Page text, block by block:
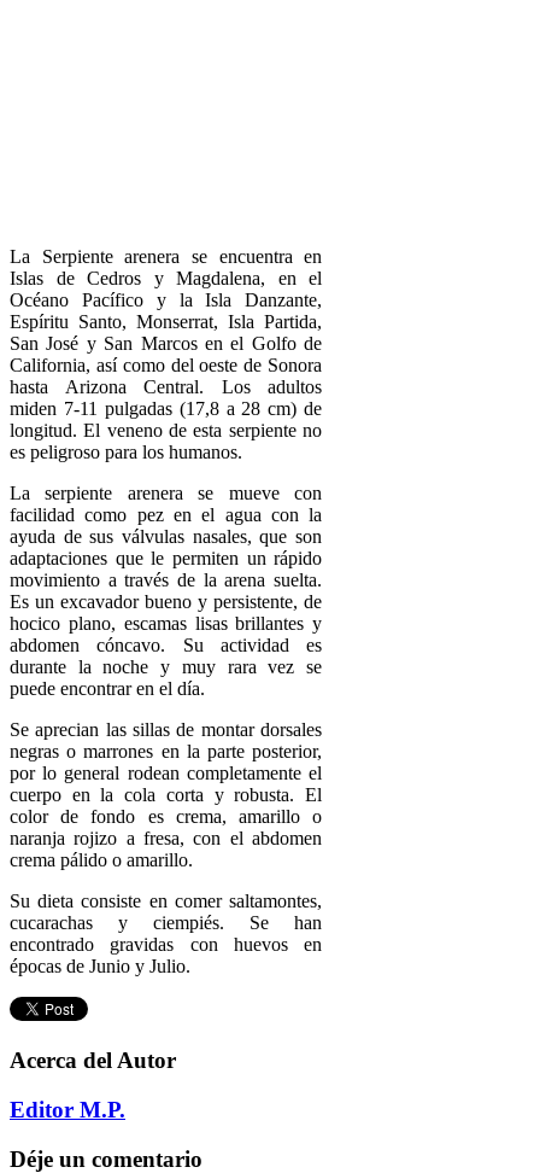
La Serpiente arenera se encuentra en
Islas de Cedros y Magdalena, en el
Océano Pacífico y la Isla Danzante,
Espíritu Santo, Monserrat, Isla Partida,
San José y San Marcos en el Golfo de
California, así como del oeste de Sonora
hasta Arizona Central. Los adultos
miden 7-11 pulgadas (17,8 a 28 cm) de
longitud. El veneno de esta serpiente no
es peligroso para los humanos.
La serpiente arenera se mueve con
facilidad como pez en el agua con la
ayuda de sus válvulas nasales, que son
adaptaciones que le permiten un rápido
movimiento a través de la arena suelta.
Es un excavador bueno y persistente, de
hocico plano, escamas lisas brillantes y
abdomen cóncavo. Su actividad es
durante la noche y muy rara vez se
puede encontrar en el día.
Se aprecian las sillas de montar dorsales
negras o marrones en la parte posterior,
por lo general rodean completamente el
cuerpo en la cola corta y robusta. El
color de fondo es crema, amarillo o
naranja rojizo a fresa, con el abdomen
crema pálido o amarillo.
Su dieta consiste en comer saltamontes,
cucarachas y ciempiés. Se han
encontrado gravidas con huevos en
épocas de Junio y Julio.
Acerca del Autor
Editor M.P.
Déje un comentario